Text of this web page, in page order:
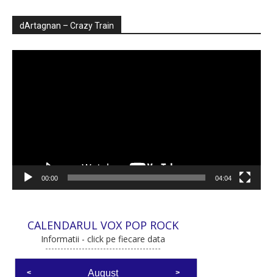
dArtagnan – Crazy Train
00:00 04:04
CALENDARUL VOX POP ROCK
Informatii - click pe fiecare data
August